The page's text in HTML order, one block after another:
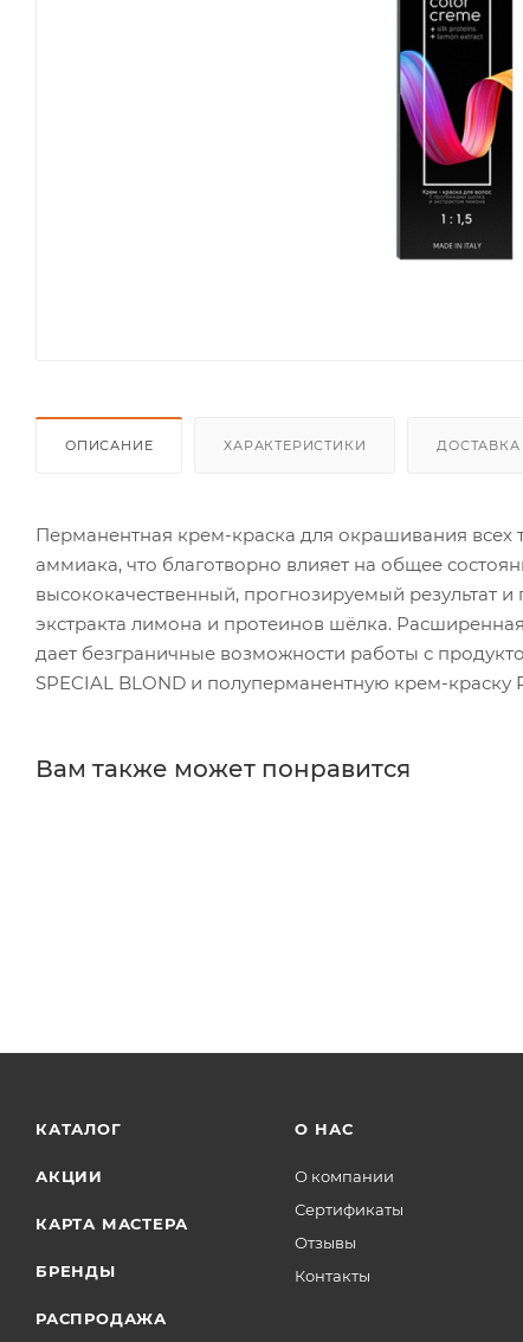
ОПИСАНИЕ ХАРАКТЕРИСТИКИ ДОСТАВКА
Перманентная крем-краска для окрашивания всех
аммиака, что благотворно влияет на общее
высококачественный, прогнозируемый результат и
экстракта лимона и протеинов шёлка.
дает безграничные возможности работы с
SPECIAL BLOND и полуперманентную крем-краску
Вам также может понравится
КАТАЛОГ
АКЦИИ
КАРТА МАСТЕРА
БРЕНДЫ
РАСПРОДАЖА
О НАС
О компании
Сертификаты
Отзывы
Контакты